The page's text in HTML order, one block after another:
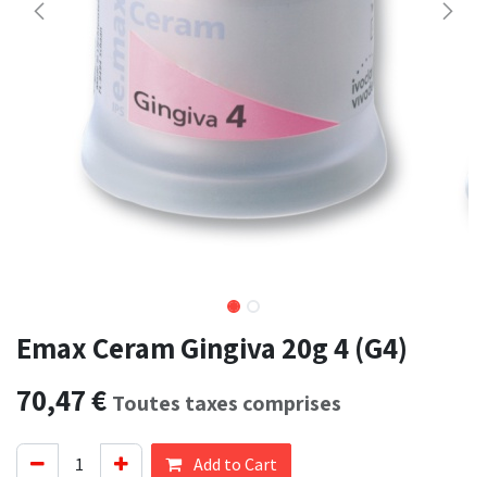
Emax Ceram Gingiva 20g 4 (G4)
70,47€ Toutes taxes comprises
Add to Cart